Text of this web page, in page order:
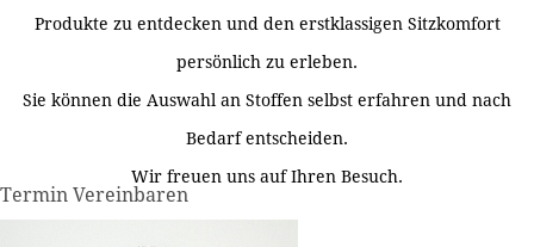
Produkte zu entdecken und den erstklassigen Sitzkomfort
persönlich zu erleben.
Sie können die Auswahl an Stoffen selbst erfahren und nach
Bedarf entscheiden.
Wir freuen uns auf Ihren Besuch.
Termin Vereinbaren